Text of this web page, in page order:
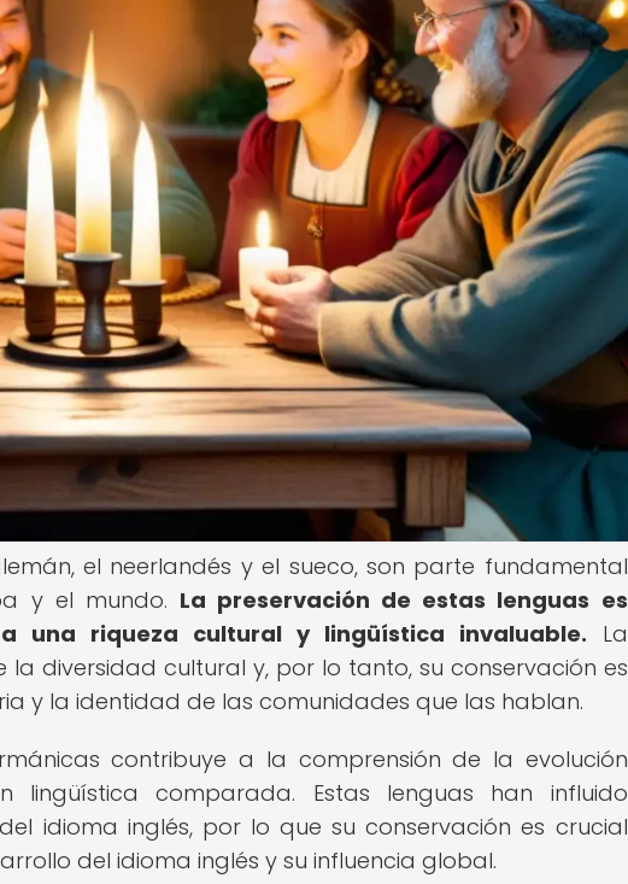
el neerlandés y el sueco, son parte fundamental
y el mundo. La preservación de estas lenguas es
una riqueza cultural y lingüística invaluable. La
la diversidad cultural y, por lo tanto, su conservación es
y la identidad de las comunidades que las hablan.
contribuye a la comprensión de la evolución
lingüística comparada. Estas lenguas han influido
idioma inglés, por lo que su conservación es crucial
del idioma inglés y su influencia global.